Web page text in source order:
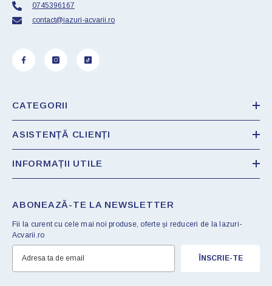
0745396167
contact@iazuri-acvarii.ro
CATEGORII
ASISTENȚĂ CLIENȚI
INFORMAȚII UTILE
ABONEAZĂ-TE LA NEWSLETTER
Fii la curent cu cele mai noi produse, oferte și reduceri de la Iazuri-
Acvarii.ro
ÎNSCRIE-TE